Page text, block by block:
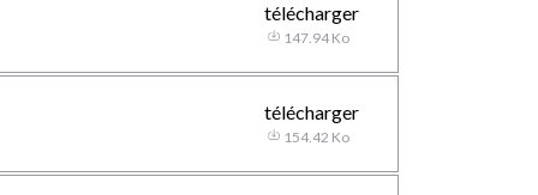
télécharger
147.94 Ko
télécharger
154.42 Ko